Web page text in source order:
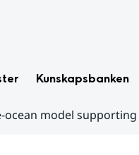
Kunskapsbanken
ocean model